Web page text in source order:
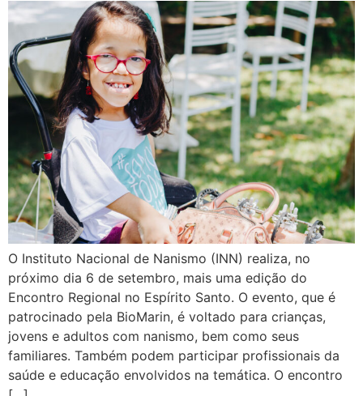
O Instituto Nacional de Nanismo (INN) realiza, no
próximo dia 6 de setembro, mais uma edição do
Encontro Regional no Espírito Santo. O evento, que é
patrocinado pela BioMarin, é voltado para crianças,
jovens e adultos com nanismo, bem como seus
familiares. Também podem participar profissionais da
saúde e educação envolvidos na temática. O encontro